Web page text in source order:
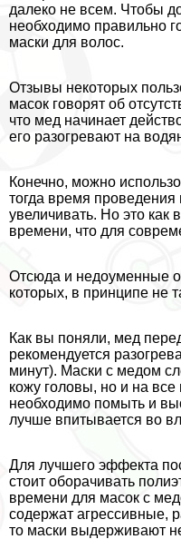
далеко не всем. Чтобы
необходимо правильно
маски для волос.
Отзывы некоторых
масок говорят об
что мед начинает
его разогревают на
Конечно, можно
тогда время
увеличивать. Но это как
времени, что для
Отсюда и недоуменные
которых, в принципе не
Как вы поняли, мед
рекомендуется
минут). Маски с медом
кожу головы, но и на
необходимо помыть и
лучше впитывается во
Для лучшего эффекта
стоит оборачивать
времени для масок с
содержат агрессивные,
то маски выдерживают